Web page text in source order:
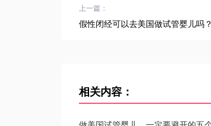
上一篇：
假性闭经可以去美国做试管婴儿吗？
相关内容：